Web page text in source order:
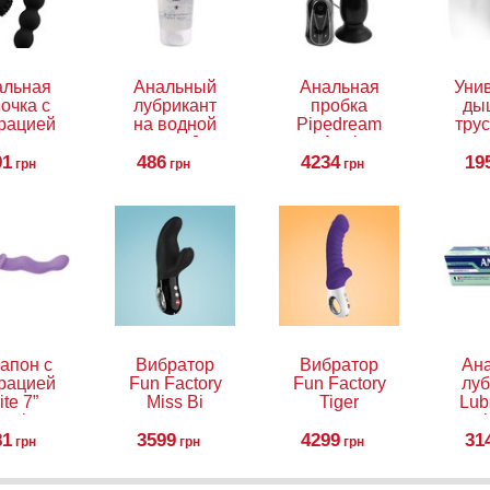
с
грн
Анальный
лубрикант
на водной
основе Just
Glide Anal,
486 грн
Анальная
пробка
Pipedream
Anal
Fantasy
Thruster
4234грн
с
7”
грн
Вибратор
Fun Factory
Miss Bi
3599 грн
Вибратор
Fun Factory
Tiger
4299 грн